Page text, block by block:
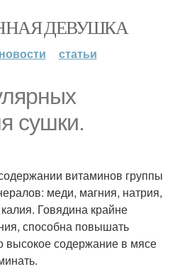
ДЕВУШКА
новости статьи
сушки.
витаминов группы
меди, магния, натрия,
Говядина крайне
способна повышать
высокое содержание в мясе